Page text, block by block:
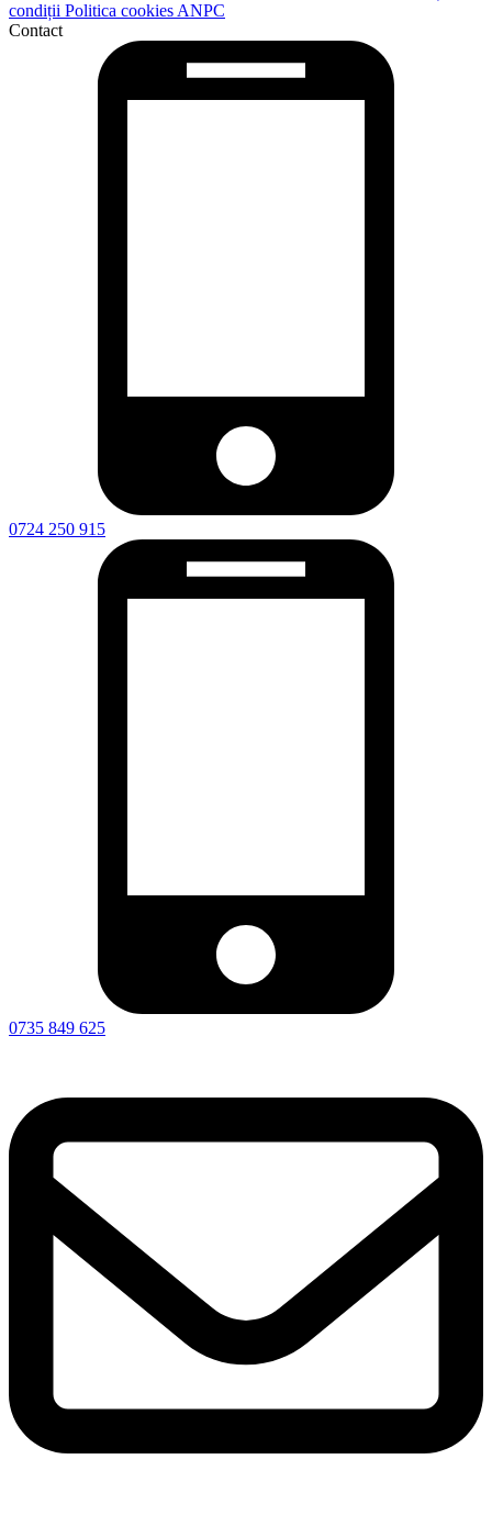
condiții Politica cookies ANPC
Contact
0724 250 915
0735 849 625